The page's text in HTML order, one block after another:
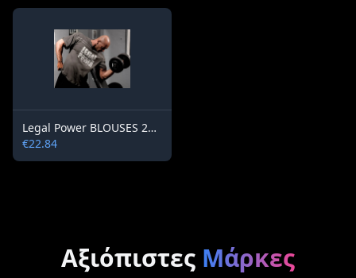
Legal Power BLOUSES 2191-864
€22.84
Αξιόπιστες Μάρκες